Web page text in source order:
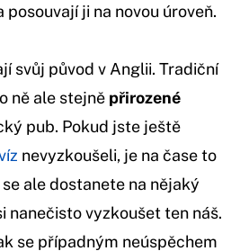
posouvají ji na novou úroveň.
svůj původ v Anglii. Tradiční
ně ale stejně přirozené
pub. Pokud jste ještě
nevyzkoušeli, je na čase to
ale dostanete na nějaký
nanečisto vyzkoušet ten náš.
se případným neúspěchem